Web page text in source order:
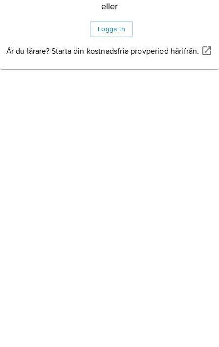
Information om artikeln
eller
Logga in
Är du lärare? Starta din kostnadsfria provperiod härifrån.